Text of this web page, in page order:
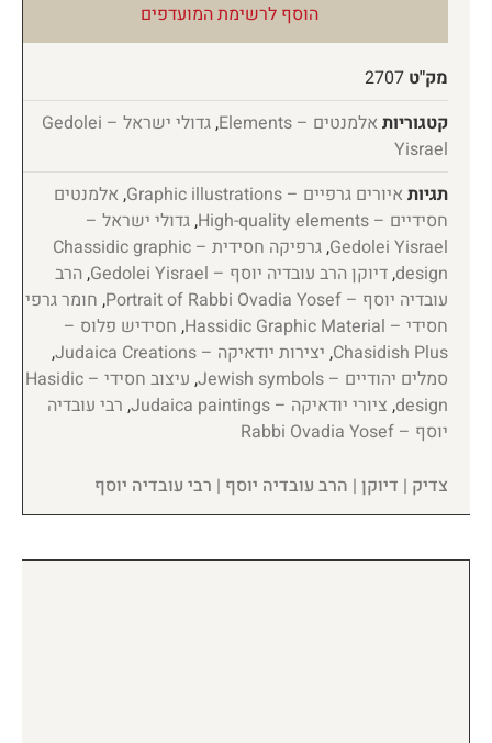
הוסף לרשימת המועדפים
מק"ט 2707
קטגוריות אלמנטים – Elements ,
גדולי ישראל – Gedolei
Yisrael
תגיות איורים גרפיים – Graphic illustrations , אלמנטים
חסידיים – High-quality elements
,גדולי ישראל –
Gedolei Yisrael
,
גרפיקה חסידית – Chassidic graphic
design
,דיוקן הרב עובדיה יוסף – Gedolei Yisrael ,הרב
עובדיה יוסף – Portrait of Rabbi Ovadia Yosef
, חומר גרפי
חסידי – Hassidic Graphic Material
, חסידיש פלוס –
Chasidish Plus
, יצירות יודאיקה – Judaica Creations
,
סמלים יהודיים – Jewish symbols
,
עיצוב חסידי – Hasidic
design
, ציורי יודאיקה – Judaica paintings , רבי עובדיה
יוסף – Rabbi Ovadia Yosef
צדיק | דיוקן | הרב עובדיה יוסף | רבי עובדיה יוסף